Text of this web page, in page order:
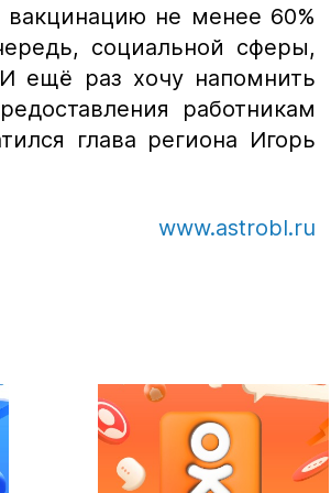
не менее 60%
социальной сферы,
ещё раз хочу напомнить
работникам
глава региона Игорь
www.astrobl.ru